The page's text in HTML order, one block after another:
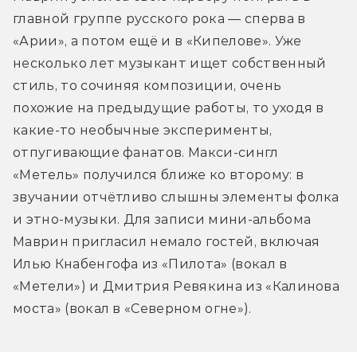
главной группе русского рока — сперва в
«Арии», а потом ещё и в «Кипелове». Уже
несколько лет музыкант ищет собственный
стиль, то сочиняя композиции, очень
похожие на предыдущие работы, то уходя в
какие-то необычные эксперименты,
отпугивающие фанатов. Макси-сингл
«Метель» получился ближе ко второму: в
звучании отчётливо слышны элементы фолка
и этно-музыки. Для записи мини-альбома
Маврин пригласил немало гостей, включая
Илью Кнабенгофа из «Пилота» (вокал в
«Метели») и Дмитрия Ревякина из «Калинова
моста» (вокал в «Северном огне»).